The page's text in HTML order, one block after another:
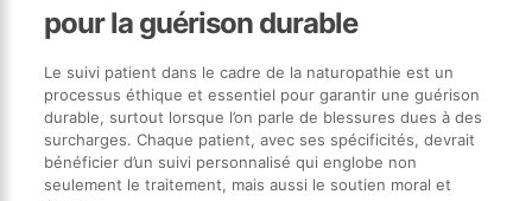
pour la guérison durable
Le suivi patient dans le cadre de la naturopathie est un
processus éthique et essentiel pour garantir une guérison
durable, surtout lorsque l’on parle de blessures dues à des
surcharges. Chaque patient, avec ses spécificités, devrait
bénéficier d’un suivi personnalisé qui englobe non
seulement le traitement, mais aussi le soutien moral et